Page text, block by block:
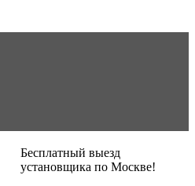
Бесплатный выезд
установщика по Москве!